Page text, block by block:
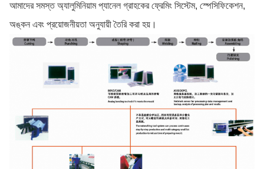
আমাদের সমস্ত অ্যালুমিনিয়াম প্যানেল গ্রাহকের ফ্রেমিং সিস্টেম, স্পেসিফিকেশন,
অঙ্কন এবং প্রয়োজনীয়তা অনুযায়ী তৈরি করা হয়।